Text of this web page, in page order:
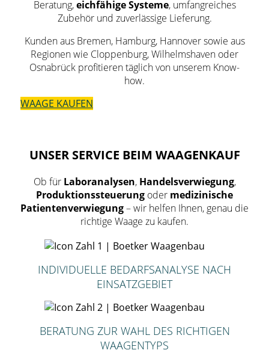
Beratung,eichfähige Systeme, umfangreiches
Zubehör und zuverlässige Lieferung.
Kunden aus Bremen, Hamburg, Hannover sowie aus
Regionen wie Cloppenburg, Wilhelmshaven oder
Osnabrück profitieren täglich von unserem Know-
how.
WAAGE KAUFEN
UNSER SERVICE BEIM WAAGENKAUF
Ob für Laboranalysen, Handelsverwiegung,
Produktionssteuerung oder medizinische
Patientenverwiegung– wir helfen Ihnen, genau die
richtige Waage zu kaufen.
INDIVIDUELLE BEDARFSANALYSE NACH
EINSATZGEBIET
BERATUNG ZUR WAHL DES RICHTIGEN
WAAGENTYPS